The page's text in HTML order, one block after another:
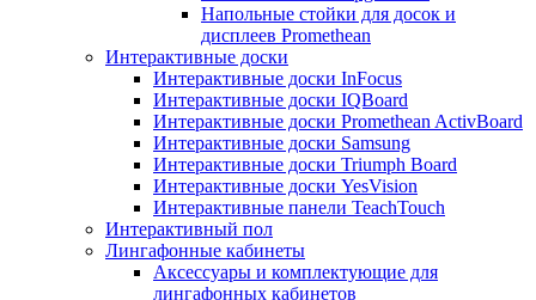
Напольные стойки для досок и
дисплеев Promethean
Интерактивные доски
Интерактивные доски InFocus
Интерактивные доски IQBoard
Интерактивные доски Promethean ActivBoard
Интерактивные доски Samsung
Интерактивные доски Triumph Board
Интерактивные доски YesVision
Интерактивные панели TeachTouch
Интерактивный пол
Лингафонные кабинеты
Аксессуары и комплектующие для
лингафонных кабинетов